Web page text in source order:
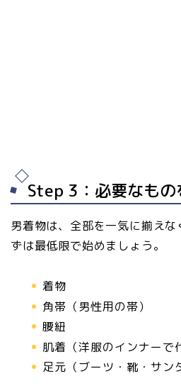
Step 3：必要なもの
男着物は、全部を一気に揃え
ずは最低限で始めましょう。
着物
角帯（男性用の帯）
腰紐
肌着（洋服のインナーで
足元（ブーツ・靴・サン